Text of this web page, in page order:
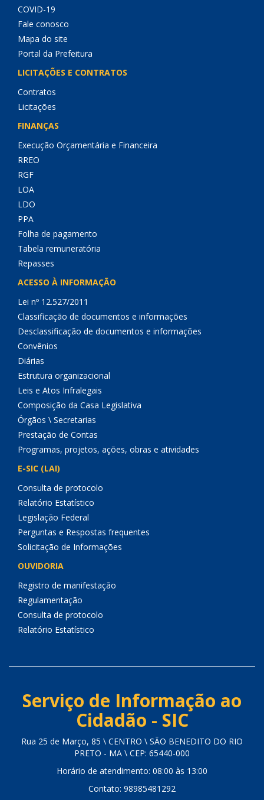
COVID-19
Fale conosco
Mapa do site
Portal da Prefeitura
LICITAÇÕES E CONTRATOS
Contratos
Licitações
FINANÇAS
Execução Orçamentária e Financeira
RREO
RGF
LOA
LDO
PPA
Folha de pagamento
Tabela remuneratória
Repasses
ACESSO À INFORMAÇÃO
Lei nº 12.527/2011
Classificação de documentos e informações
Desclassificação de documentos e informações
Convênios
Diárias
Estrutura organizacional
Leis e Atos Infralegais
Composição da Casa Legislativa
Órgãos \ Secretarias
Prestação de Contas
Programas, projetos, ações, obras e atividades
E-SIC (LAI)
Consulta de protocolo
Relatório Estatístico
Legislação Federal
Perguntas e Respostas frequentes
Solicitação de Informações
OUVIDORIA
Registro de manifestação
Regulamentação
Consulta de protocolo
Relatório Estatístico
Serviço de Informação ao
Cidadão - SIC
Rua 25 de Março, 85 \ CENTRO \ SÃO BENEDITO DO RIO
PRETO - MA \ CEP: 65440-000
Horário de atendimento: 08:00 às 13:00
Contato: 98985481292